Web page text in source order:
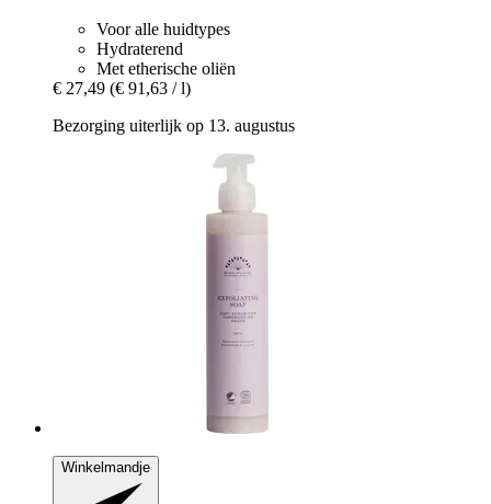
Voor alle huidtypes
Hydraterend
Met etherische oliën
€ 27,49 (€ 91,63 / l)
Bezorging uiterlijk op 13. augustus
Winkelmandje